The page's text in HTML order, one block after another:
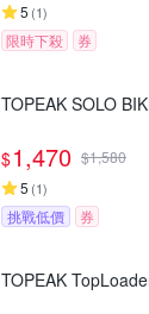
5 (1)
限時下殺 券
TOPEAK SOLO
$1,470 $1,580
5 (1)
挑戰低價 券
TOPEAK